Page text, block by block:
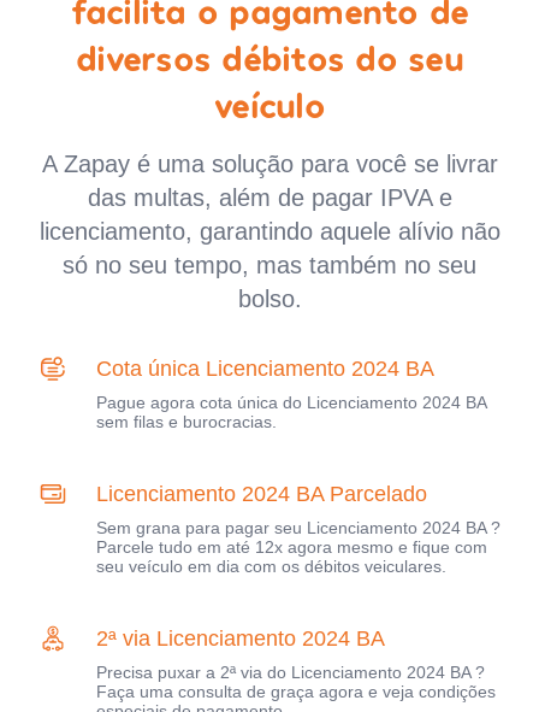
facilita o pagamento de
diversos débitos do seu
veículo
A Zapay é uma solução para você se livrar
das multas, além de pagar IPVA e
licenciamento, garantindo aquele alívio não
só no seu tempo, mas também no seu
bolso.
Cota única Licenciamento 2024 BA
Pague agora cota única do Licenciamento 2024 BA
sem filas e burocracias.
Licenciamento 2024 BA Parcelado
Sem grana para pagar seu Licenciamento 2024 BA ?
Parcele tudo em até 12x agora mesmo e fique com
seu veículo em dia com os débitos veiculares.
2ª via Licenciamento 2024 BA
Precisa puxar a 2ª via do Licenciamento 2024 BA ?
Faça uma consulta de graça agora e veja condições